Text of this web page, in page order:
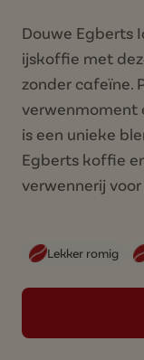
Douwe Egberts
ijskoffie met
zonder cafeïne.
verwenmoment
is een unieke
Egberts koffie
verwennerij
Lekker romig